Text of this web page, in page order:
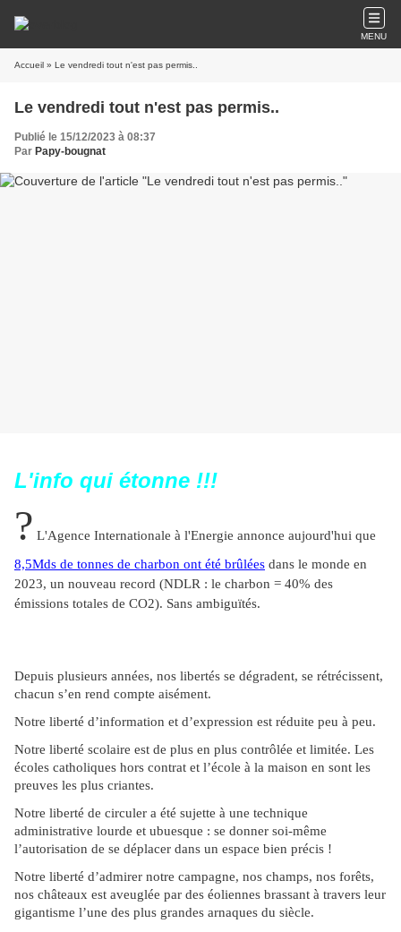
MENU
Accueil » Le vendredi tout n'est pas permis..
Le vendredi tout n'est pas permis..
Publié le 15/12/2023 à 08:37
Par Papy-bougnat
L'info qui étonne !!!
? L'Agence Internationale à l'Energie annonce aujourd'hui que
8,5Mds de tonnes de charbon ont été brûlées dans le monde en
2023, un nouveau record (NDLR : le charbon = 40% des
émissions totales de CO2). Sans ambiguïtés.
Depuis plusieurs années, nos libertés se dégradent, se rétrécissent,
chacun s’en rend compte aisément.
Notre liberté d’information et d’expression est réduite peu à peu.
Notre liberté scolaire est de plus en plus contrôlée et limitée. Les
écoles catholiques hors contrat et l’école à la maison en sont les
preuves les plus criantes.
Notre liberté de circuler a été sujette à une technique
administrative lourde et ubuesque : se donner soi-même
l’autorisation de se déplacer dans un espace bien précis !
Notre liberté d’admirer notre campagne, nos champs, nos forêts,
nos châteaux est aveuglée par des éoliennes brassant à travers leur
gigantisme l’une des plus grandes arnaques du siècle.